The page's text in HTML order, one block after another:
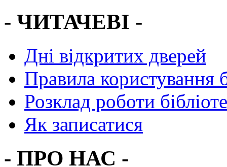
- ЧИТАЧЕВІ -
Дні відкритих дверей
Правила користування
Розклад роботи
Як записатися
- ПРО НАС -